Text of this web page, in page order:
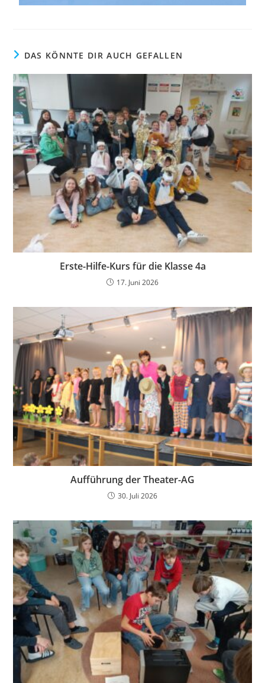
DAS KÖNNTE DIR AUCH GEFALLEN
Erste-Hilfe-Kurs für die Klasse 4a
17. Juni 2026
Aufführung der Theater-AG
30. Juli 2026